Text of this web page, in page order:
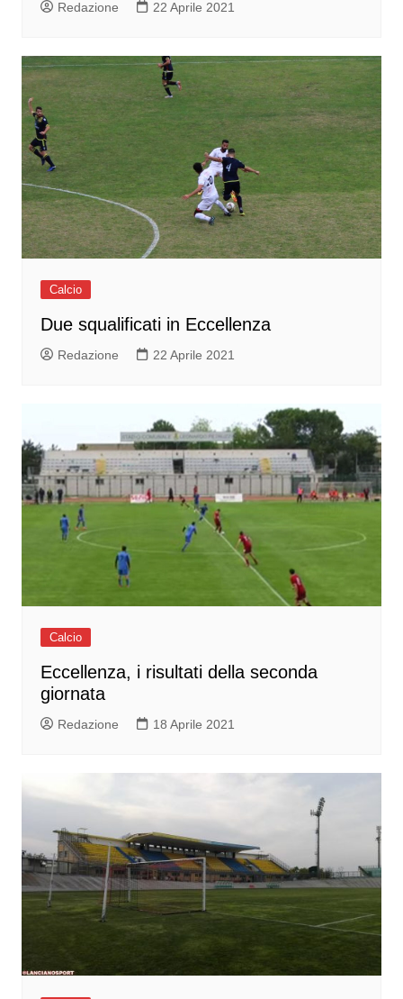
Redazione 22 Aprile 2021
Calcio
Due squalificati in Eccellenza
Redazione 22 Aprile 2021
Calcio
Eccellenza, i risultati della seconda
giornata
Redazione 18 Aprile 2021